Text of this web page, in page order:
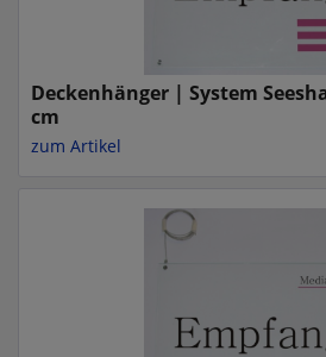
Deckenhänger | System
cm
zum Artikel